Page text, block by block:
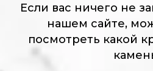
Если вас ничего не
нашем сайте,
посмотреть какой